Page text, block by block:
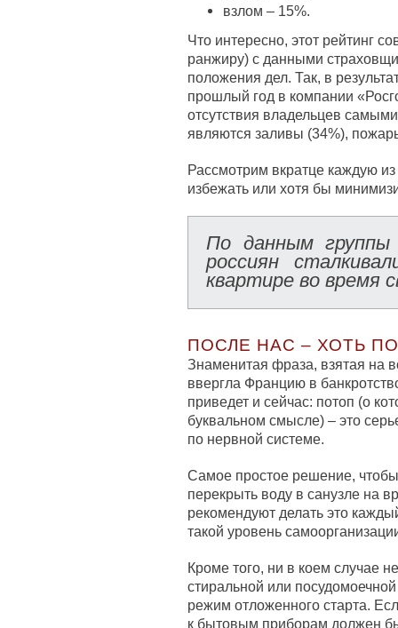
взлом – 15%.
Что интересно, этот рейтинг
ранжиру) с данными
положения дел. Так, в
прошлый год в компании
отсутствия владельцев
являются заливы (34%),
Рассмотрим вкратце каждую
избежать или хотя бы
По данным группы
россиян
квартире во время
ПОСЛЕ НАС – ХОТЬ
Знаменитая фраза, взятая на
ввергла Францию в
приведет и сейчас: потоп (о
буквальном смысле) – это
по нервной системе.
Самое простое решение,
перекрыть воду в санузле на
рекомендуют делать это
такой уровень
Кроме того, ни в коем случае
стиральной или
режим отложенного старта.
к бытовым приборам должен